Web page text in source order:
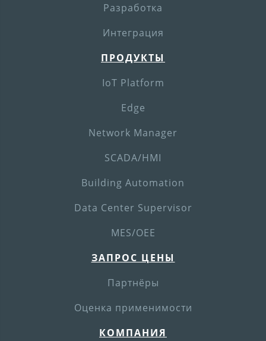
Разработка
Интеграция
ПРОДУКТЫ
IoT Platform
Edge
Network Manager
SCADA/HMI
Building Automation
Data Center Supervisor
MES/OEE
ЗАПРОС ЦЕНЫ
Партнёры
Оценка применимости
КОМПАНИЯ